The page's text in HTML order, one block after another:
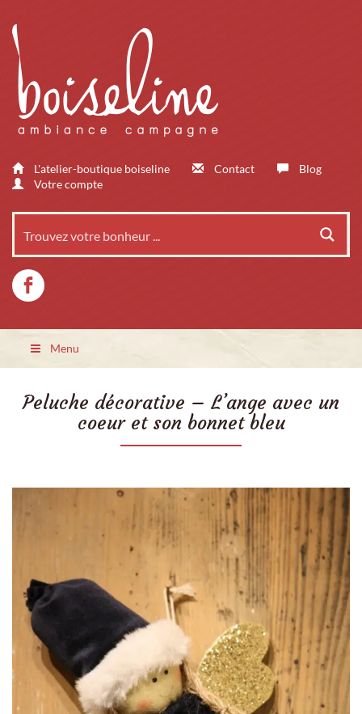
L'atelier-boutique boiseline Contact
Blog
Votre compte
Menu
Peluche décorative – L’ange avec un
coeur et son bonnet bleu